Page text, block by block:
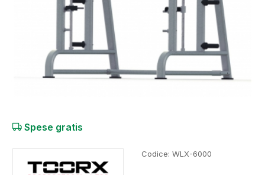
Spese gratis
Codice: WLX-6000